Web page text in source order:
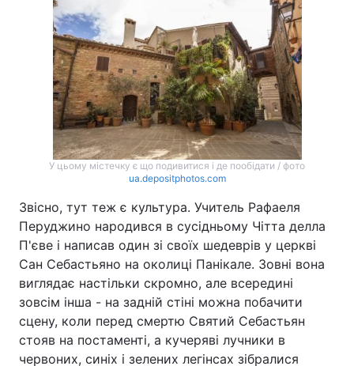
У цьому містечку є що подивитися і де пообідати / фото
ua.depositphotos.com
Звісно, тут теж є культура. Учитель Рафаеля
Перуджино народився в сусідньому Чітта делла
П'єве і написав один зі своїх шедеврів у церкві
Сан Себастьяно на околиці Панікале. Зовні вона
виглядає настільки скромно, але всередині
зовсім інша - на задній стіні можна побачити
сцену, коли перед смертю Святий Себастьян
стояв на постаменті, а кучеряві лучники в
червоних, синіх і зелених легінсах зібралися